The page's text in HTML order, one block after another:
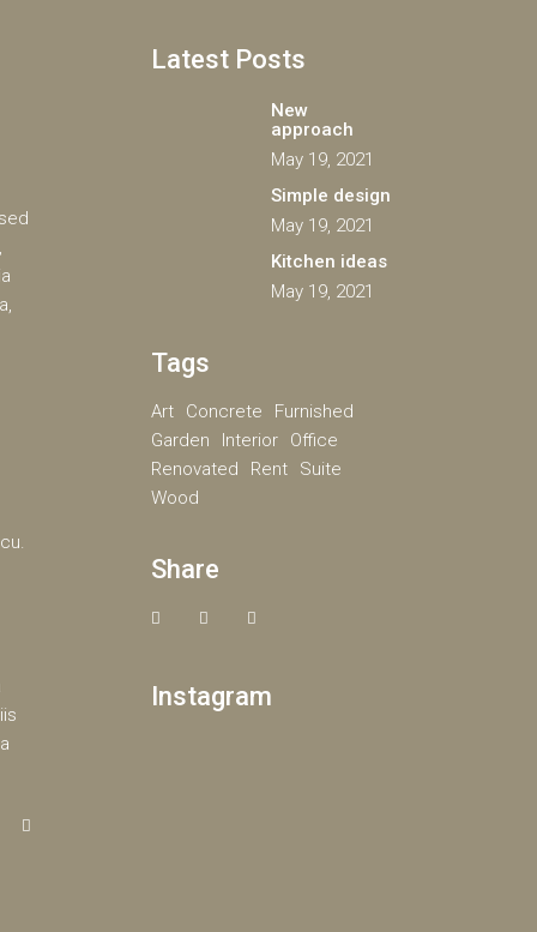
Latest Posts
New
approach
May 19, 2021
Simple design
May 19, 2021
Kitchen ideas
May 19, 2021
Tags
Art Concrete
Furnished
Garden
Interior
Office
Renovated
Rent
Suite
Wood
Share
Instagram